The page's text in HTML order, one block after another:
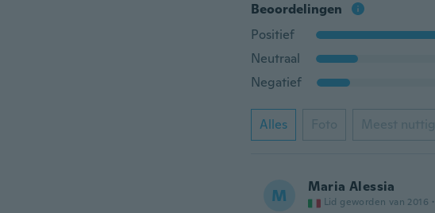
Beoordelingen
Positief
Neutraal
Negatief
Alles Foto Meest nuttig
M Maria Alessia
Lid geworden van 2016 ·